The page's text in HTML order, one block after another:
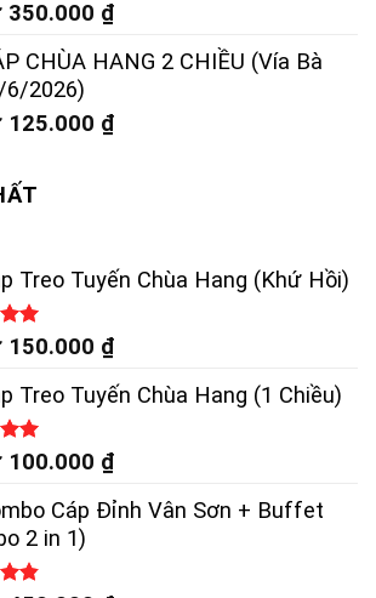
350.000 ₫
CHÙA HANG 2 CHIỀU (Vía Bà
6/2026)
125.000 ₫
Treo Tuyến Chùa Hang (Khứ Hồi)
150.000 ₫
Treo Tuyến Chùa Hang (1 Chiều)
100.000 ₫
Cáp Đỉnh Vân Sơn + Buffet
2 in 1)